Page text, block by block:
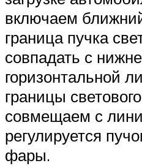
включаем
граница пучка
совпадать с
горизонтальной
границы
совмещаем с
регулируется
фары.